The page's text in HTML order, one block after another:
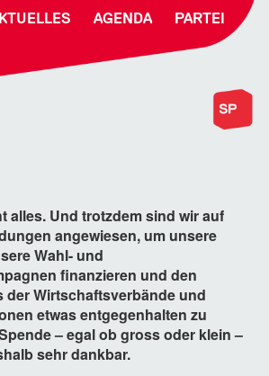
AGENDA PARTEI
alles. Und trotzdem sind wir auf
angewiesen, um unsere
Wahl- und
finanzieren und den
der Wirtschaftsverbände und
etwas entgegenhalten zu
– egal ob gross oder klein –
sehr dankbar.